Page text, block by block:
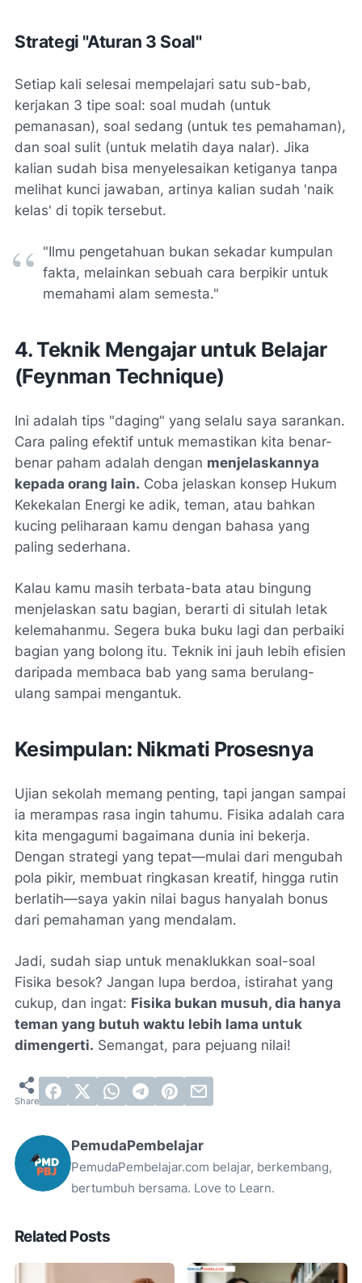
Strategi "Aturan 3 Soal"
Setiap kali selesai mempelajari satu sub-bab,
kerjakan 3 tipe soal: soal mudah (untuk
pemanasan), soal sedang (untuk tes pemahaman),
dan soal sulit (untuk melatih daya nalar). Jika
kalian sudah bisa menyelesaikan ketiganya tanpa
melihat kunci jawaban, artinya kalian sudah 'naik
kelas' di topik tersebut.
"Ilmu pengetahuan bukan sekadar kumpulan
fakta, melainkan sebuah cara berpikir untuk
memahami alam semesta."
4. Teknik Mengajar untuk Belajar
(Feynman Technique)
Ini adalah tips "daging" yang selalu saya sarankan.
Cara paling efektif untuk memastikan kita benar-
benar paham adalah dengan menjelaskannya
kepada orang lain. Coba jelaskan konsep Hukum
Kekekalan Energi ke adik, teman, atau bahkan
kucing peliharaan kamu dengan bahasa yang
paling sederhana.
Kalau kamu masih terbata-bata atau bingung
menjelaskan satu bagian, berarti di situlah letak
kelemahanmu. Segera buka buku lagi dan perbaiki
bagian yang bolong itu. Teknik ini jauh lebih efisien
daripada membaca bab yang sama berulang-
ulang sampai mengantuk.
Kesimpulan: Nikmati Prosesnya
Ujian sekolah memang penting, tapi jangan sampai
ia merampas rasa ingin tahumu. Fisika adalah cara
kita mengagumi bagaimana dunia ini bekerja.
Dengan strategi yang tepat—mulai dari mengubah
pola pikir, membuat ringkasan kreatif, hingga rutin
berlatih—saya yakin nilai bagus hanyalah bonus
dari pemahaman yang mendalam.
Jadi, sudah siap untuk menaklukkan soal-soal
Fisika besok? Jangan lupa berdoa, istirahat yang
cukup, dan ingat: Fisika bukan musuh, dia hanya
teman yang butuh waktu lebih lama untuk
dimengerti. Semangat, para pejuang nilai!
PemudaPembelajar
PemudaPembelajar.com belajar, berkembang,
bertumbuh bersama. Love to Learn.
Related Posts